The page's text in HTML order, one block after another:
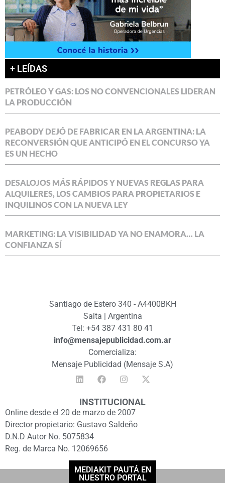
+ LEÍDAS
PETRÓLEO Y GAS: LOS NO CONVENCIONALES LIDERAN
LA PRODUCCIÓN
PEABODY DEJÓ DE FABRICAR EN LA ARGENTINA: LA
RECONVERSIÓN QUE ANTICIPÓ EN EL CONCURSO YA
ES UN HECHO
DESALOJOS MÁS RÁPIDOS Y NUEVAS REGLAS PARA
ALQUILERES, LOS CAMBIOS PARA PROPIETARIOS E
INQUILINOS CON LA NUEVA LEY
MARKETING: LA VISIBILIDAD YA NO ENAMORA… LA
CONFIANZA SÍ
Santiago de Estero 340 - A4400BKH
Salta | Argentina
Tel: +54 387 431 80 41
info@mensajepublicidad.com.ar
Comercializa:
Mensaje Publicidad (Mensaje S.A)
INSTITUCIONAL
Online desde el 20 de marzo de 2007
Director propietario: Gustavo Saldeño
D.N.D Autor No. 5075834
Reg. de Marca No. 12069656
MEDIAKIT PAUTÁ EN
NUESTRO PORTAL